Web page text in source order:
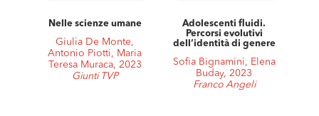
Nelle scienze umane
Giulia De Monte,
Antonio Piotti, Maria
Teresa Muraca, 2023
Giunti TVP
Adolescenti fluidi.
Percorsi evolutivi
dell’identità di genere
Sofia Bignamini, Elena
Buday, 2023
Franco Angeli